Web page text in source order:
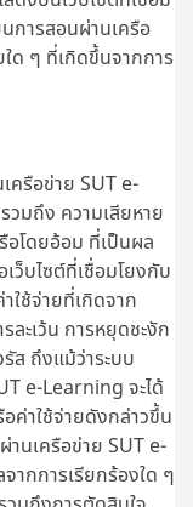
การสอนผ่านเครือ
ด ๆ ที่เกิดขึ้นจากการ
ครือข่าย SUT e-
วมถึง ความเสียหาย
อโดยอ้อม ที่เป็นผล
เว็บไซต์ที่เชื่อมโยงกับ
ใช้จ่ายที่เกิดจาก
ละเว้น การหยุดชะงัก
ส ถึงแม้ว่าระบบ
e-Learning จะได้
ค่าใช้จ่ายดังกล่าวขึ้น
านเครือข่าย SUT e-
ากการเรียกร้องใด ๆ